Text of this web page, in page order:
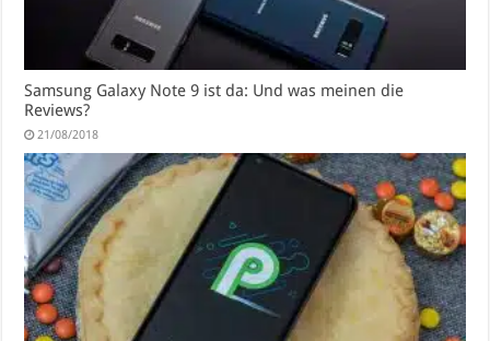
Samsung Galaxy Note 9 ist da: Und was meinen die
Reviews?
21/08/2018